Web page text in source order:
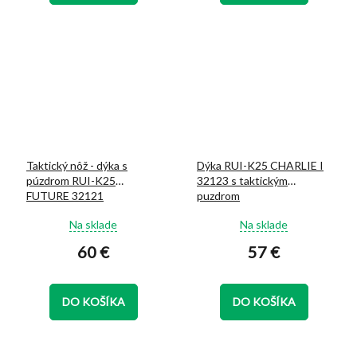
Taktický nôž - dýka s
púzdrom RUI-K25
FUTURE 32121
Priemerné
hodnotenie
produktu
z
5
Na sklade
60 €
DO KOŠÍKA
Dýka RUI-K25 CHARLIE I
32123 s taktickým
puzdrom
Priemerné
hodnotenie
produktu
z
5
Na sklade
57 €
DO KOŠÍKA